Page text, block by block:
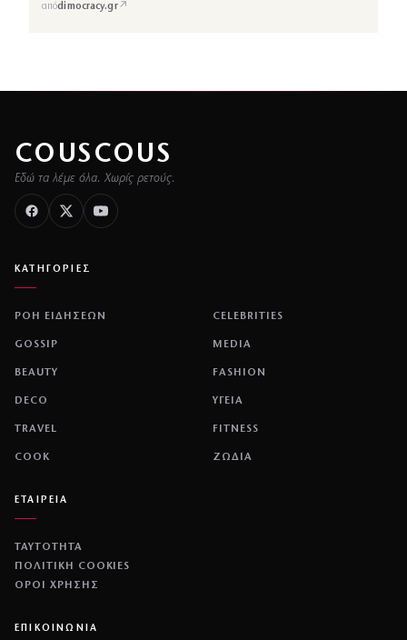
απόdimocracy.gr↗
COUSCOUS
Εδώ τα λέμε όλα. Χωρίς ρετούς.
ΚΑΤΗΓΟΡΙΕΣ
ΡΟΗ ΕΙΔΗΣΕΩΝ CELEBRITIES
GOSSIP MEDIA
BEAUTY FASHION
DECO ΥΓΕΙΑ
TRAVEL FITNESS
COOK ΖΩΔΙΑ
ΕΤΑΙΡΕΙΑ
ΤΑΥΤΟΤΗΤΑ
ΠΟΛΙΤΙΚΉ COOKIES
ΌΡΟΙ ΧΡΉΣΗΣ
ΕΠΙΚΟΙΝΩΝΙΑ